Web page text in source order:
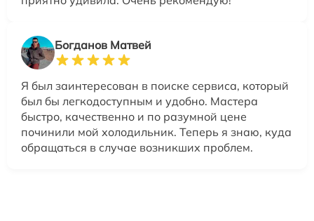
Богданов Матвей
Я был заинтересован в поиске сервиса, который
был бы легкодоступным и удобно. Мастера
быстро, качественно и по разумной цене
починили мой холодильник. Теперь я знаю, куда
обращаться в случае возникших проблем.